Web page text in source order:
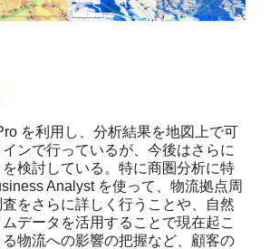
を利用し、分析結果を地図上で可
ンで行っているが、今後はさらに
検討している。特に商圏分析に特
Analyst を使って、物流拠点周
をさらに詳しく行うことや、自然
データを活用することで現在起こ
物流への影響の把握など、顧客の